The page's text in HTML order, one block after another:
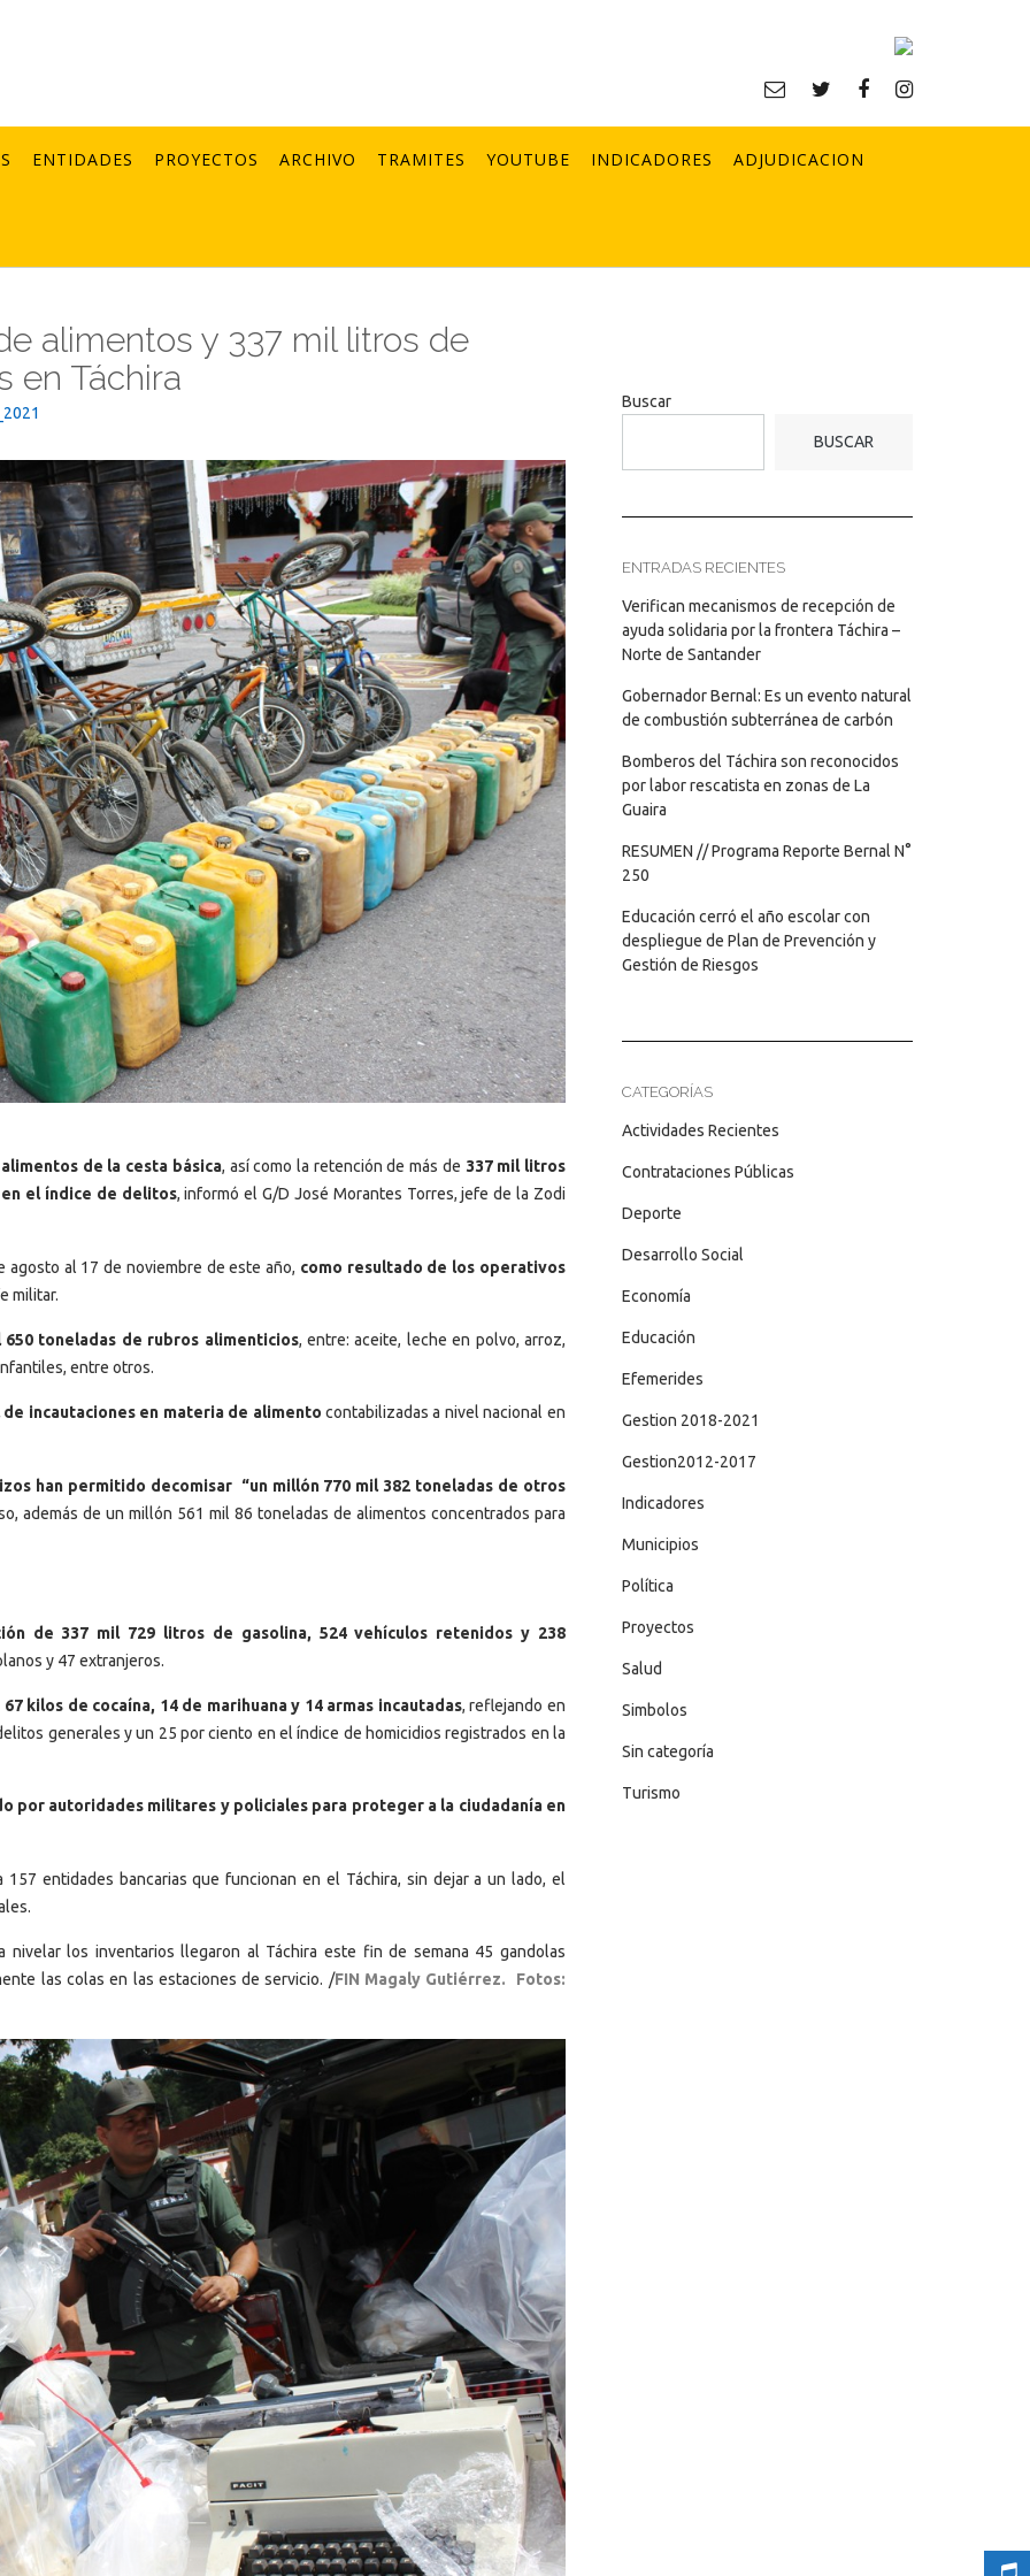
ENTIDADES PROYECTOS ARCHIVO TRAMITES YOUTUBE INDICADORES ADJUDICACION
alimentos y 337 mil litros de
en Táchira
de la cesta básica, así como la retención de más de 337 mil litros
el índice de delitos, informó el G/D José Morantes Torres, jefe de la Zodi
agosto al 17 de noviembre de este año, como resultado de los operativos
militar.
toneladas de rubros alimenticios, entre: aceite, leche en polvo, arroz,
entre otros.
incautaciones en materia de alimento contabilizadas a nivel nacional en
han permitido decomisar “un millón 770 mil 382 toneladas de otros
además de un millón 561 mil 86 toneladas de alimentos concentrados para
de 337 mil 729 litros de gasolina, 524 vehículos retenidos y 238
y 47 extranjeros.
67 kilos de cocaína, 14 de marihuana y 14 armas incautadas, reflejando en
generales y un 25 por ciento en el índice de homicidios registrados en la
por autoridades militares y policiales para proteger a la ciudadanía en
entidades bancarias que funcionan en el Táchira, sin dejar a un lado, el
los inventarios llegaron al Táchira este fin de semana 45 gandolas
las colas en las estaciones de servicio. /FIN Magaly Gutiérrez. Fotos:
Buscar
BUSCAR
ENTRADAS RECIENTES
Verifican mecanismos de recepción de
ayuda solidaria por la frontera Táchira –
Norte de Santander
Gobernador Bernal: Es un evento natural
de combustión subterránea de carbón
Bomberos del Táchira son reconocidos
por labor rescatista en zonas de La
Guaira
RESUMEN // Programa Reporte Bernal N°
250
Educación cerró el año escolar con
despliegue de Plan de Prevención y
Gestión de Riesgos
CATEGORÍAS
Actividades Recientes
Contrataciones Públicas
Deporte
Desarrollo Social
Economía
Educación
Efemerides
Gestion 2018-2021
Gestion2012-2017
Indicadores
Municipios
Política
Proyectos
Salud
Simbolos
Sin categoría
Turismo